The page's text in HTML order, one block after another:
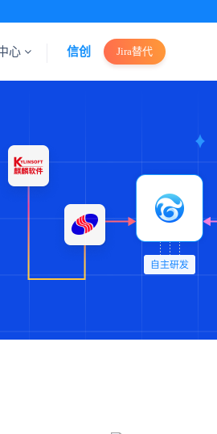
心 信创 Jira替代